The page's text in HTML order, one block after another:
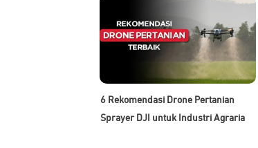
6 Rekomendasi Drone Pertanian
Sprayer DJI untuk Industri Agraria